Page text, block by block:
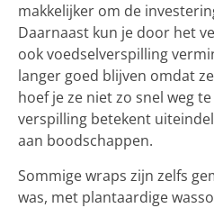
makkelijker om de
Daarnaast kun je door het
ook voedselverspilling
langer goed blijven omdat
hoef je ze niet zo snel weg
verspilling betekent
aan boodschappen.
Sommige wraps zijn zelfs
was, met plantaardige